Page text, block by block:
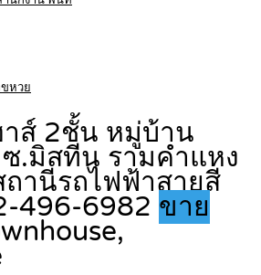
หวย
าส์ 2ชั้น หมู่บ้าน
.มิสทีน รามคำแหง
ถานีรถไฟฟ้าสายสี
496-6982 ขาย